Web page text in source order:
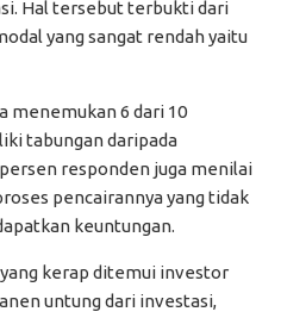
Hal tersebut terbukti dari
yang sangat rendah yaitu
menemukan 6 dari 10
tabungan daripada
responden juga menilai
pencairannya yang tidak
keuntungan.
kerap ditemui investor
untung dari investasi,